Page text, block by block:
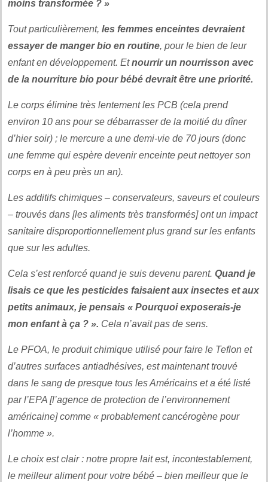
moins transformée ? »
Tout particulièrement, les femmes enceintes devraient
essayer de manger bio en routine, pour le bien de leur
enfant en développement. Etnourrir un nourrisson avec
de la nourriture bio pour bébé devrait être une priorité.
Le corps élimine très lentement les PCB (cela prend
environ 10 ans pour se débarrasser de la moitié du dîner
d’hier soir) ; le mercure a une demi-vie de 70 jours (donc
une femme qui espère devenir enceinte peut nettoyer son
corps en à peu près un an).
Les additifs chimiques – conservateurs, saveurs et couleurs
– trouvés dans [les aliments très transformés] ont un impact
sanitaire disproportionnellement plus grand sur les enfants
que sur les adultes.
Cela s’est renforcé quand je suis devenu parent. Quand je
lisais ce que les pesticides faisaient aux insectes et aux
petits animaux, je pensais « Pourquoi exposerais-je
mon enfant à ça ? ». Cela n’avait pas de sens.
Le PFOA, le produit chimique utilisé pour faire le Teflon et
d’autres surfaces antiadhésives, est maintenant trouvé
dans le sang de presque tous les Américains et a été listé
par l’EPA [l’agence de protection de l’environnement
américaine] comme « probablement cancérogène pour
l’homme ».
Le choix est clair : notre propre lait est, incontestablement,
le meilleur aliment pour votre bébé – bien meilleur que le